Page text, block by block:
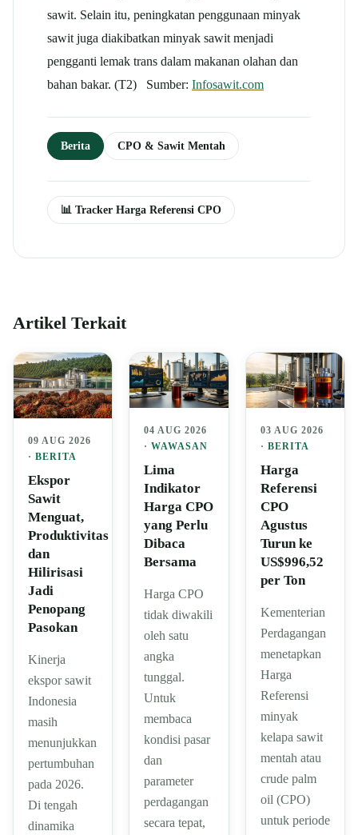
sawit. Selain itu, peningkatan penggunaan minyak
sawit juga diakibatkan minyak sawit menjadi
pengganti lemak trans dalam makanan olahan dan
bahan bakar. (T2) Sumber: Infosawit.com
Berita CPO & Sawit Mentah
📊 Tracker Harga Referensi CPO
Artikel Terkait
09 AUG 2026
· BERITA
Ekspor
Sawit
Menguat,
Produktivitas
dan
Hilirisasi
Jadi
Penopang
Pasokan
Kinerja
ekspor sawit
Indonesia
masih
menunjukkan
pertumbuhan
pada 2026.
Di tengah
dinamika
04 AUG 2026
·WAWASAN
Lima
Indikator
Harga CPO
yang Perlu
Dibaca
Bersama
Harga CPO
tidak diwakili
oleh satu
angka
tunggal.
Untuk
membaca
kondisi pasar
dan
parameter
perdagangan
secara tepat,
03 AUG 2026
· BERITA
Harga
Referensi
CPO
Agustus
Turun ke
US$996,52
per Ton
Kementerian
Perdagangan
menetapkan
Harga
Referensi
minyak
kelapa sawit
mentah atau
crude palm
oil (CPO)
untuk periode